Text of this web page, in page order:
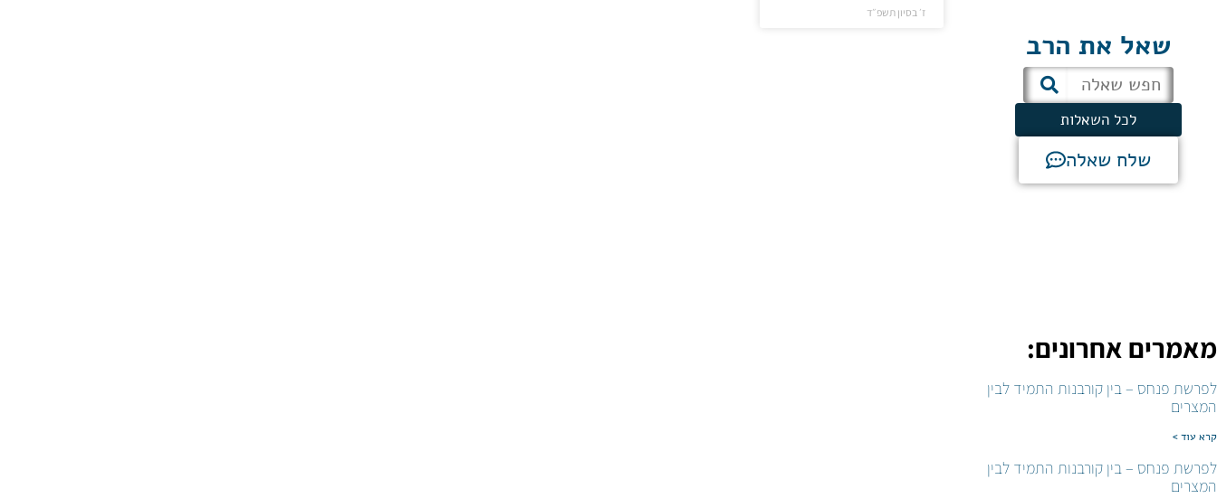
שאל את הרב
לכל השאלות
שלח שאלה
מאמרים אחרונים:
לפרשת פנחס – בין קורבנות התמיד לבין
המצרים
קרא עוד >
לפרשת פנחס – בין קורבנות התמיד לבין
המצרים
ז׳ בסיון תשפ״ד